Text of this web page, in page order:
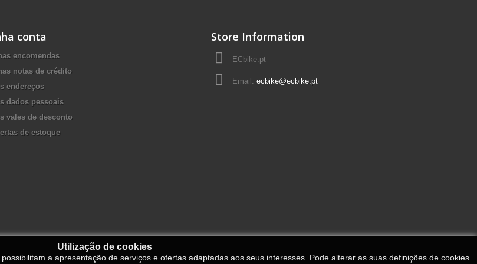
conta
encomendas
notas de crédito
endereços
dados pessoais
vales de desconto
de estoque
Store Information
ECbike.pt
Email: ecbike@ecbike.pt
Utilização de cookies
a apresentação de serviços e ofertas adaptadas aos seus interesses. Pode alterar as suas definições de cookies